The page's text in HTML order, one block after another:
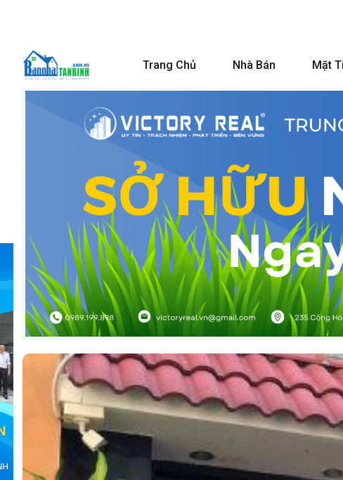
Trang Chủ Nhà Bán Mặt